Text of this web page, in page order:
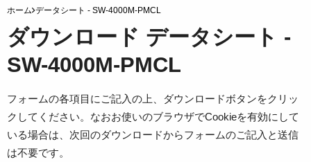
ホーム データシート - SW-4000M-PMCL
ダウンロード データシート -
SW-4000M-PMCL
フォームの各項目にご記入の上、ダウンロードボタンをクリッ
クしてください。なおお使いのブラウザでCookieを有効にして
いる場合は、次回のダウンロードからフォームのご記入と送信
は不要です。